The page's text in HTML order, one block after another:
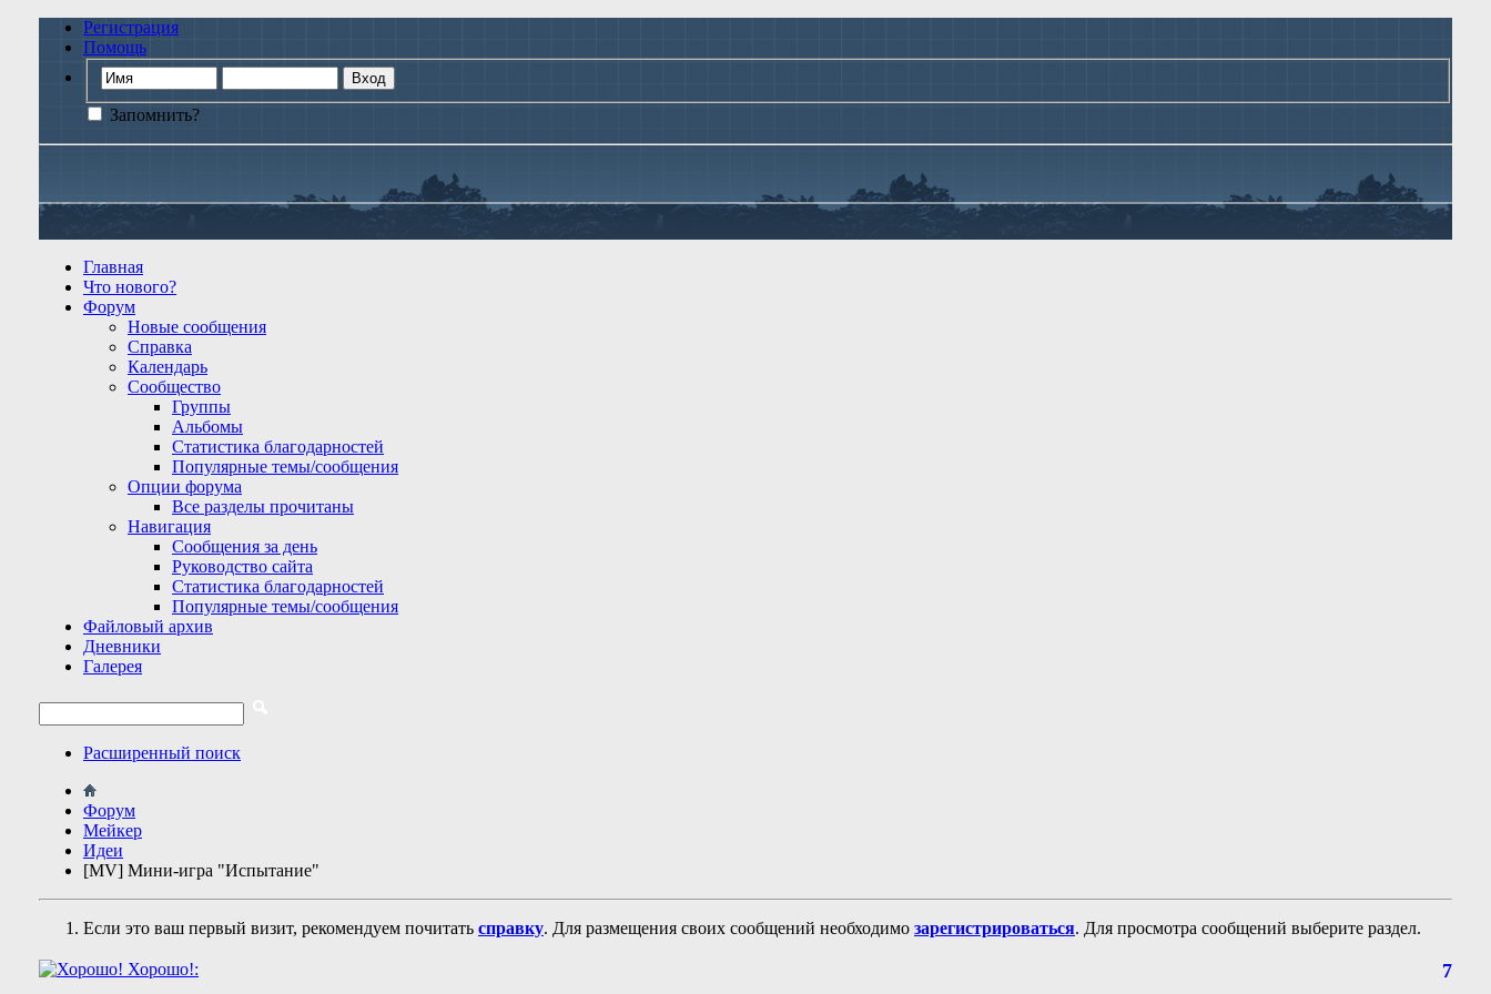
Регистрация
Помощь
Запомнить?
Главная
Что нового?
Форум
Новые сообщения
Справка
Календарь
Сообщество
Группы
Альбомы
Статистика благодарностей
Популярные темы/сообщения
Опции форума
Все разделы прочитаны
Навигация
Сообщения за день
Руководство сайта
Статистика благодарностей
Популярные темы/сообщения
Файловый архив
Дневники
Галерея
Расширенный поиск
Форум
Мейкер
Идеи
[MV] Мини-игра "Испытание"
Если это ваш первый визит, рекомендуем почитать справку. Для размещения своих сообщений необходимо зарегистрироваться. Для просмотра сообщений выберите раздел.
Хорошо!: 7